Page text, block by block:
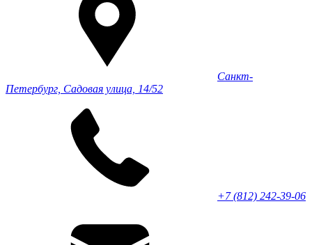
Санкт-
Петербург, Садовая улица, 14/52
+7 (812) 242-39-06